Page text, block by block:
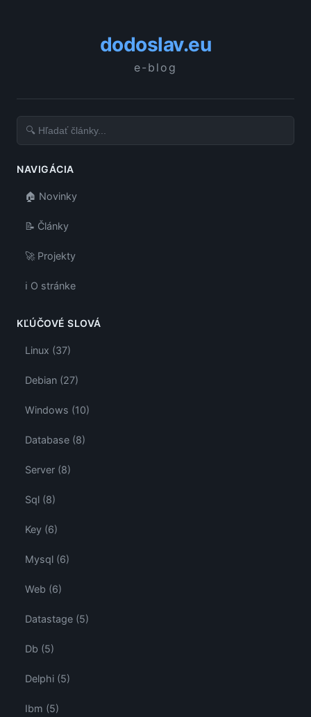
dodoslav.eu
e-blog
NAVIGÁCIA
🏠 Novinky
📝 Články
🚀 Projekty
ℹ️ O stránke
KĽÚČOVÉ SLOVÁ
Linux (37)
Debian (27)
Windows (10)
Database (8)
Server (8)
Sql (8)
Key (6)
Mysql (6)
Web (6)
Datastage (5)
Db (5)
Delphi (5)
Ibm (5)